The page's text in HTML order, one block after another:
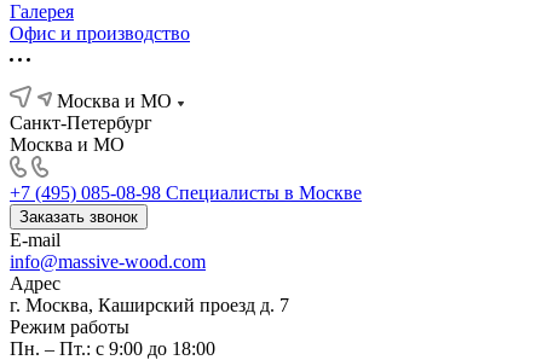
Галерея
Офис и производство
Москва и МО
Санкт-Петербург
Москва и МО
+7 (495) 085-08-98 Специалисты в Москве
Заказать звонок
E-mail
info@massive-wood.com
Адрес
г. Москва, Каширский проезд д. 7
Режим работы
Пн. – Пт.: с 9:00 до 18:00